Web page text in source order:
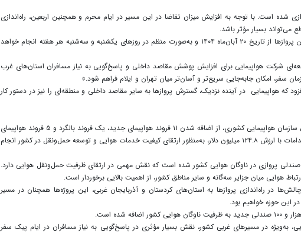
شده است. با توجه به افزایش میزان تقاضا در این مسیر در ایام محرم و همچنین اربعین، راه‌اندازی
بسیار مؤثر باشد.
عادل نورعلی، مدیرعامل شرکت هواپیمایی اعلام کرد که این پروازها از تاریخ ۲۰ آبان‌ماه ۱۴۰۴ و به‌صورت منظم در روزهای یکشنبه و سه‌شنبه هر هفته انجام خواهد
شرکت هواپیمایی برای افزایش پوشش مقاصد داخلی و پاسخ‌گویی به نیاز مسافران استان‌های غرب
سفر، امکان جابه‌جایی سریع‌تر و آسان‌تر میان تهران و ایلام فراهم شود.»
که هواپیمایی در آینده نزدیک، گسترش پروازها به سایر مقاصد داخلی و منطقه‌ای را نیز در دستور کار
بر اساس این گزارش، پیش از این حسین پورفرزانه، رئیس سازمان هواپیمایی کشوری، از اضافه شدن ۱۱ فروند هواپیمای جدید، یک فروند بالگرد و ۵ فروند هواپیمای
زیر ۱۹ نفره به ناوگان هوایی کشور خبر داد و گفت: این اقدامات با ارزش ۱۲۴.۸ میلیون دلار، به‌منظور ارتقای کیفیت خدمات هوایی و توسعه حمل‌ونقل در کشور انجام
وی افزود: این تجهیزات منجر به افزایش دو هزار و ۵۳۲ صندلی پروازی در ناوگان هوایی کشور شده است که نقش مهمی در ارتقای ظرفیت حمل‌ونقل هوایی دارد.
هوایی میان جزایر سه‌گانه و سایر مناطق کشور، از اهمیت بالایی برخوردار است.
در راه‌اندازی پروازها به استان‌های کردستان و آذربایجان غربی، این پروژه‌ها همچنان در مسیر
این حوزه خواهیم بود.
شده است.
به‌ویژه در مسیرهای غربی کشور، نقش بسیار مؤثری در پاسخ‌گویی به نیاز مسافران در ایام پیک سفر